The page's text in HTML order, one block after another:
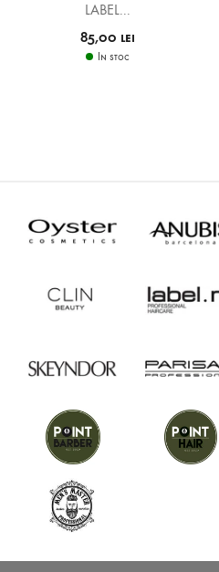
LABEL...
85,00 lei
In stoc